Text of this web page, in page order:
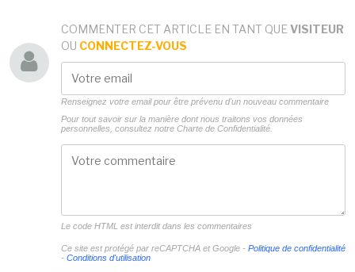
COMMENTER CET ARTICLE EN TANT QUE VISITEUR
OU CONNECTEZ-VOUS
Renseignez votre email pour être prévenu d'un nouveau commentaire
Pour tout savoir sur la manière dont nous traitons vos données
personnelles, consultez notre Charte de Confidentialité.
Le code HTML est interdit dans les commentaires
Ce site est protégé par reCAPTCHA et Google - Politique de confidentialité
- Conditions d'utilisation